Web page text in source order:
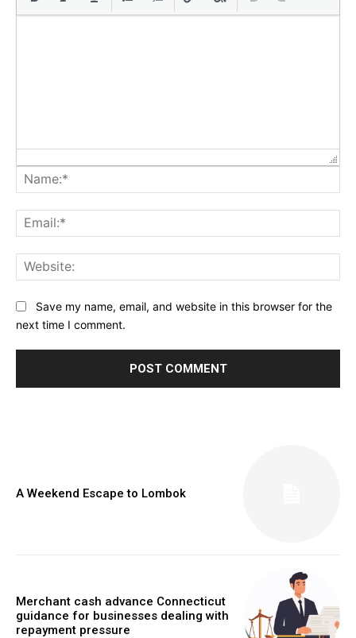
Save my name, email, and website in this browser for the
next time I comment.
A Weekend Escape to Lombok
Merchant cash advance Connecticut
guidance for businesses dealing with
repayment pressure